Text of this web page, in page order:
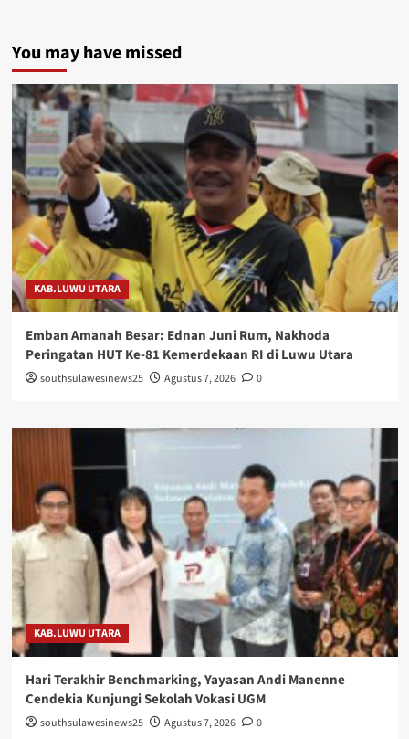
You may have missed
KAB.LUWU UTARA
Emban Amanah Besar: Ednan Juni Rum, Nakhoda
Peringatan HUT Ke-81 Kemerdekaan RI di Luwu Utara
southsulawesinews25 Agustus 7, 2026 0
KAB.LUWU UTARA
Hari Terakhir Benchmarking, Yayasan Andi Manenne
Cendekia Kunjungi Sekolah Vokasi UGM
southsulawesinews25 Agustus 7, 2026 0